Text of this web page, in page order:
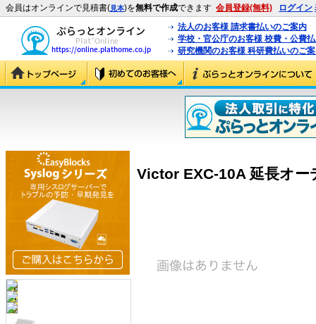
会員はオンラインで見積書(見本)を無料で作成できます 会員登録(無料) ログイン
法人のお客様 請求書払いのご案内
学校・官公庁のお客様 校費・公費
研究機関のお客様 科研費払いのご
Victor EXC-10A 延長オ